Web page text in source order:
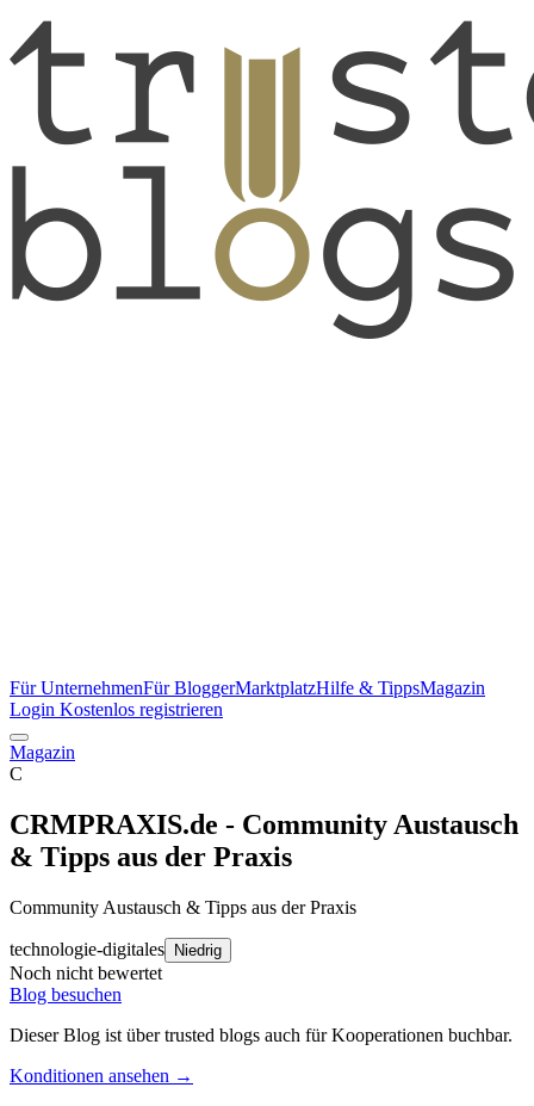
Für UnternehmenFür BloggerMarktplatzHilfe & TippsMagazin
Login Kostenlos registrieren
Magazin
C
CRMPRAXIS.de - Community Austausch
& Tipps aus der Praxis
Community Austausch & Tipps aus der Praxis
technologie-digitales Niedrig
Noch nicht bewertet
Blog besuchen
Dieser Blog ist über trusted blogs auch für Kooperationen buchbar.
Konditionen ansehen →